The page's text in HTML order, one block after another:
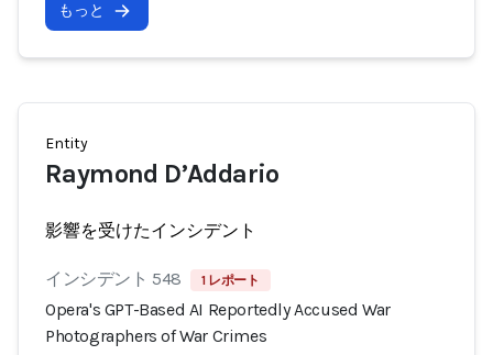
もっと
Entity
Raymond D’Addario
影響を受けたインシデント
インシデント 548 1 レポート
Opera's GPT-Based AI Reportedly Accused War
Photographers of War Crimes